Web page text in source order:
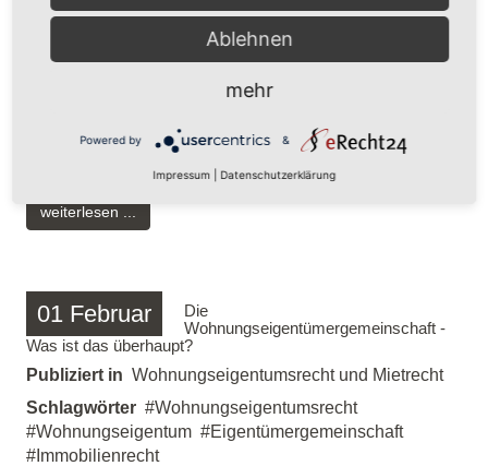
Mit kürzlich veröffentlichtem Urteil des BGH, Az. V ZR
82 / 17 verpflichtet der BGH Verwalter von
der Gemeinschaft gem. des § 10 ZVG.
weiterlesen ...
01 Februar
Die
Wohnungseigentümergemeinschaft -
Was ist das überhaupt?
Publiziert in Wohnungseigentumsrecht und Mietrecht
Schlagwörter
Wohnungseigentumsrecht
Wohnungseigentum
Eigentümergemeinschaft
Immobilienrecht
Ablehnen
mehr
Powered by &
Impressum Datenschutzerklärung